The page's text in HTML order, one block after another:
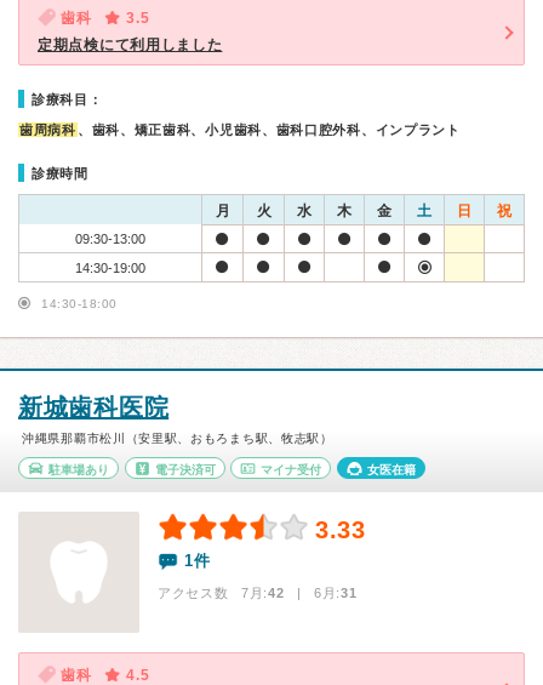
歯科
3.5
定期点検にて利用しました
診療科目：
歯周病科 、歯科、矯正歯科、小児歯科、歯科口腔外科、インプラント
診療時間
月 火 水 木 金 土 日 祝
09:30-13:00
14:30-19:00
14:30-18:00
新城歯科医院
沖縄県那覇市松川（安里駅、おもろまち駅、牧志駅）
駐車場あり 電子決済可 マイナ受付 女医在籍
3.33
1件
アクセス数 7月:42 | 6月:31
歯科
4.5